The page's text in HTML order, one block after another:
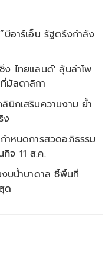
รัฐตรึงกำลัง
ไทยแลนด์' ลุ้นล่าโพ
มัลดาลิกา
นิกเสริมความงาม ย้ำ
ง
ำหนดการสวดอภิธรรม
จ 11 ส.ค.
บน้ำบาดาล ชี้พื้นที่
ด